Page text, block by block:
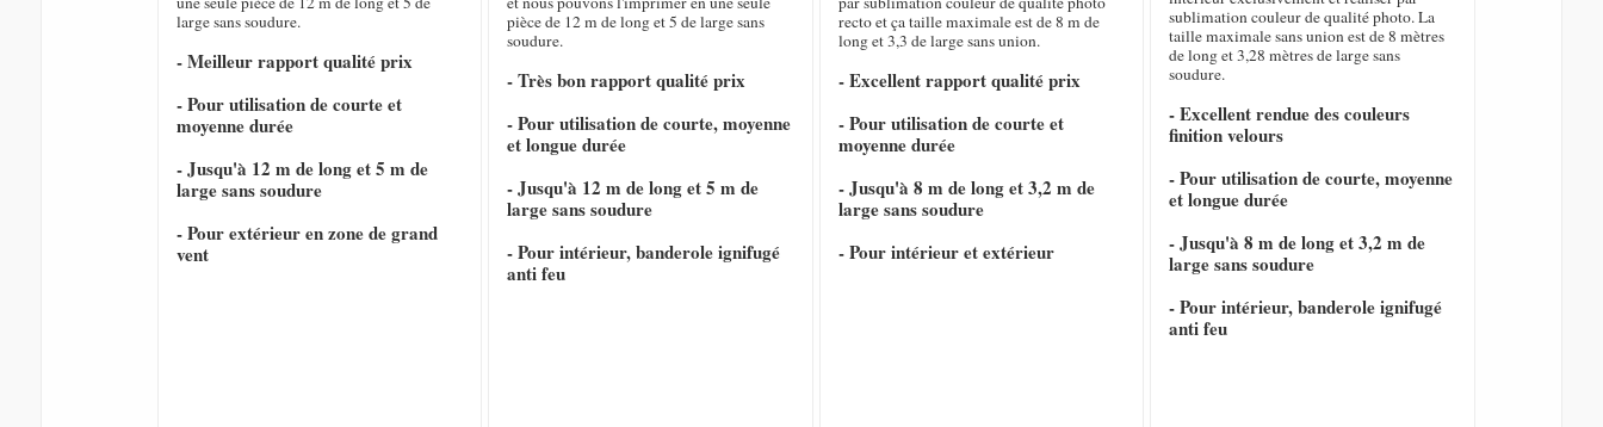
large sans soudure.
- Meilleur rapport qualité prix
- Pour utilisation de courte et
moyenne durée
- Jusqu'à 12 m de long et 5 m de
large sans soudure
- Pour extérieur en zone de grand
vent
pièce de 12 m de long et 5 de large sans
soudure.
- Très bon rapport qualité prix
- Pour utilisation de courte, moyenne
et longue durée
- Jusqu'à 12 m de long et 5 m de
large sans soudure
- Pour intérieur, banderole ignifugé
anti feu
recto et ça taille maximale est de 8 m de
long et 3,3 de large sans union.
- Excellent rapport qualité prix
- Pour utilisation de courte et
moyenne durée
- Jusqu'à 8 m de long et 3,2 m de
large sans soudure
- Pour intérieur et extérieur
sublimation couleur de qualité photo. La
taille maximale sans union est de 8 mètres
de long et 3,28 mètres de large sans
soudure.
- Excellent rendue des couleurs
finition velours
- Pour utilisation de courte, moyenne
et longue durée
- Jusqu'à 8 m de long et 3,2 m de
large sans soudure
- Pour intérieur, banderole ignifugé
anti feu